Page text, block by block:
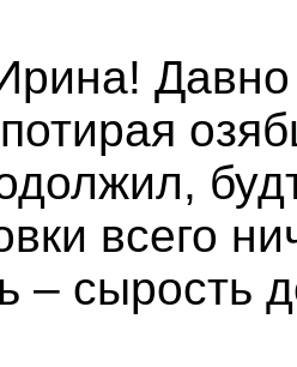
всего
– сырость